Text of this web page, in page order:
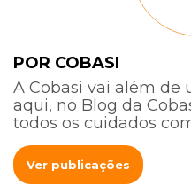
POR COBASI
A Cobasi vai além de
aqui, no Blog da
todos os cuidados
Ver publicações